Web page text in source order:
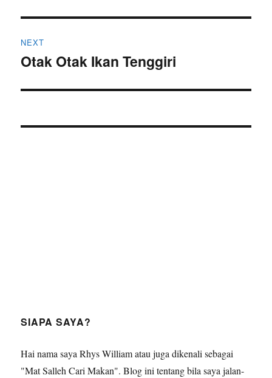
NEXT
Next
Otak Otak Ikan Tenggiri
SIAPA SAYA?
Hai nama saya Rhys William atau juga dikenali sebagai
"Mat Salleh Cari Makan". Blog ini tentang bila saya jalan-